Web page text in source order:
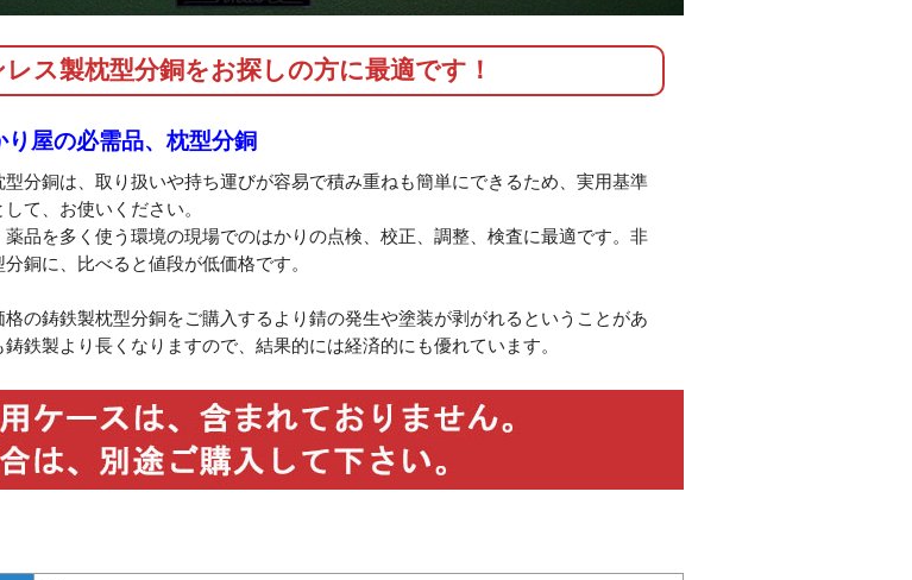
ス製枕型分銅をお探しの方に最適です！
屋の必需品、枕型分銅
型分銅は、取り扱いや持ち運びが容易で積み重ねも簡単にできるため、実用基準
て、お使いください。
薬品を多く使う環境の現場でのはかりの点検、校正、調整、検査に最適です。非
銅に、比べると値段が低価格です。
格の鋳鉄製枕型分銅をご購入するより錆の発生や塗装が剥がれるということがあ
鉄製より長くなりますので、結果的には経済的にも優れています。